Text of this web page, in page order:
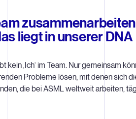
zusammenarbeiten
liegt in unserer DNA
kein ‚Ich‘ im Team. Nur gemeinsam
Probleme lösen, mit denen sich
die bei ASML weltweit arbeiten,